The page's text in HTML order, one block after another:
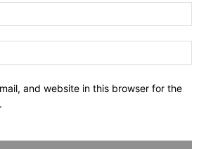
and website in this browser for the